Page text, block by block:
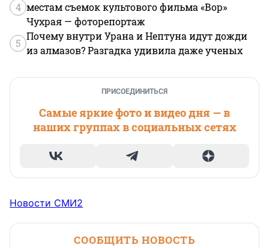
4 местам съемок культового фильма «Вор»
Чухрая — фоторепортаж
5
Почему внутри Урана и Нептуна идут дожди
из алмазов? Разгадка удивила даже ученых
ПРИСОЕДИНИТЬСЯ
Самые яркие фото и видео дня — в
наших группах в социальных сетях
Новости СМИ2
СООБЩИТЬ НОВОСТЬ